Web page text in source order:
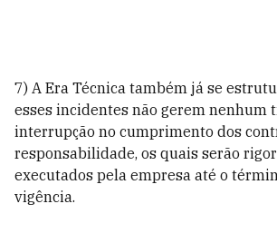
7) A Era Técnica também já se
esses incidentes não gerem nenhum
interrupção no cumprimento dos
responsabilidade, os quais serão
executados pela empresa até o
vigência.